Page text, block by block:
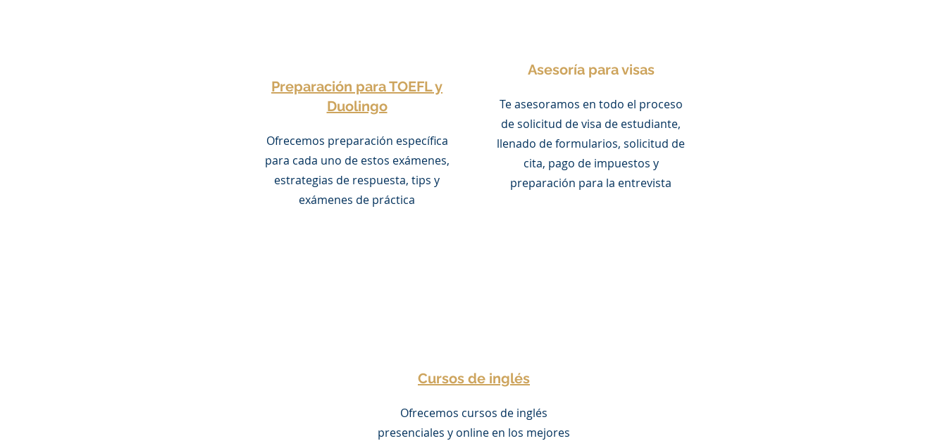
Preparación para TOEFL y
Duolingo
Ofrecemos preparación específica
para cada uno de estos exámenes,
estrategias de respuesta, tips y
exámenes de práctica
Asesoría para visas
Te asesoramos en todo el proceso
de solicitud de visa de estudiante,
llenado de formularios, solicitud de
cita, pago de impuestos y
preparación para la entrevista
Cursos de inglés
Ofrecemos cursos de inglés
presenciales y online en los mejores